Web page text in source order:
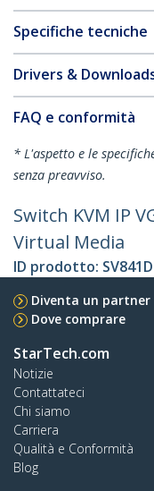
Specifiche tecniche
Drivers &
FAQ e conformità
* L'aspetto e le
senza preavviso.
Switch KVM IP
Virtual Media
ID prodotto:
Diventa un partner
Dove comprare
StarTech.com
Notizie
Contattateci
Chi siamo
Carriera
Qualità e Conformità
Blog